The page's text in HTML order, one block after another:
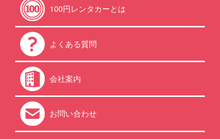
100円レンタカーとは
よくある質問
会社案内
お問い合わせ